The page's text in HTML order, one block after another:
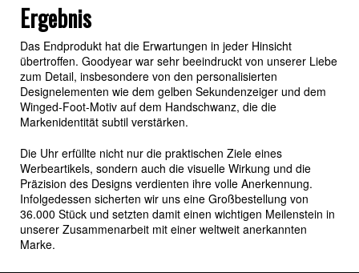
Ergebnis
Das Endprodukt hat die Erwartungen in jeder Hinsicht
übertroffen. Goodyear war sehr beeindruckt von unserer Liebe
zum Detail, insbesondere von den personalisierten
Designelementen wie dem gelben Sekundenzeiger und dem
Winged-Foot-Motiv auf dem Handschwanz, die die
Markenidentität subtil verstärken.
Die Uhr erfüllte nicht nur die praktischen Ziele eines
Werbeartikels, sondern auch die visuelle Wirkung und die
Präzision des Designs verdienten ihre volle Anerkennung.
Infolgedessen sicherten wir uns eine Großbestellung von
36.000 Stück und setzten damit einen wichtigen Meilenstein in
unserer Zusammenarbeit mit einer weltweit anerkannten
Marke.